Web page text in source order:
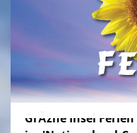
Naturabenteuern bei
urigen 'Nationalpark
Sterngucken und
â€Ś fehlt schlicht nur
>
'Green Camp
'Schlafnester
GrĂźne Insel